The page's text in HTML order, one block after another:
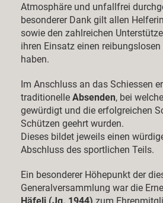
Atmosphäre und unfallfrei
besonderer Dank gilt allen
sowie den zahlreichen
ihren Einsatz einen
haben.
Im Anschluss an das Schiessen
traditionelle Absenden, bei
gewürdigt und die erfolgreichen
Schützen geehrt wurden.
Dieses bildet jeweils einen
Abschluss des sportlichen Teils.
Ein besonderer Höhepunkt der
Generalversammlung war die
Häfeli (Jg. 1944) zum